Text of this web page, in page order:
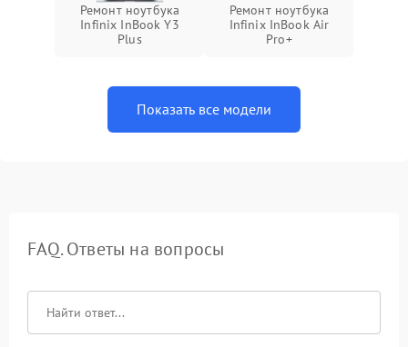
Ремонт ноутбука
Infinix InBook Y3
Plus
Ремонт ноутбука
Infinix InBook Air
Pro+
Показать все модели
FAQ. Ответы на вопросы